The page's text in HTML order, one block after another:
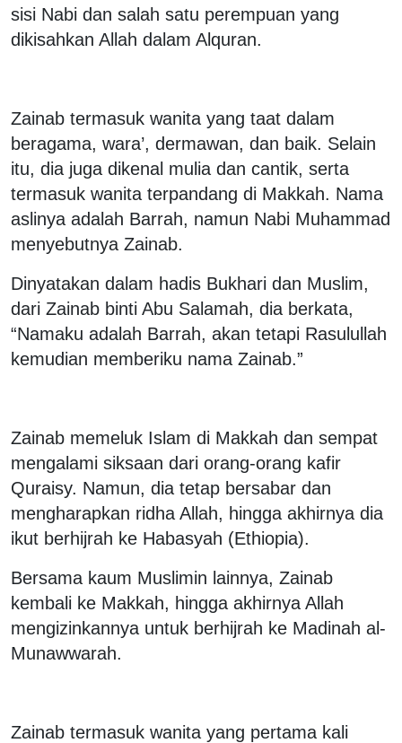
sisi Nabi dan salah satu perempuan yang
dikisahkan Allah dalam Alquran.
Zainab termasuk wanita yang taat dalam
beragama, wara’, dermawan, dan baik. Selain
itu, dia juga dikenal mulia dan cantik, serta
termasuk wanita terpandang di Makkah. Nama
aslinya adalah Barrah, namun Nabi Muhammad
menyebutnya Zainab.
Dinyatakan dalam hadis Bukhari dan Muslim,
dari Zainab binti Abu Salamah, dia berkata,
“Namaku adalah Barrah, akan tetapi Rasulullah
kemudian memberiku nama Zainab.”
Zainab memeluk Islam di Makkah dan sempat
mengalami siksaan dari orang-orang kafir
Quraisy. Namun, dia tetap bersabar dan
mengharapkan ridha Allah, hingga akhirnya dia
ikut berhijrah ke Habasyah (Ethiopia).
Bersama kaum Muslimin lainnya, Zainab
kembali ke Makkah, hingga akhirnya Allah
mengizinkannya untuk berhijrah ke Madinah al-
Munawwarah.
Zainab termasuk wanita yang pertama kali